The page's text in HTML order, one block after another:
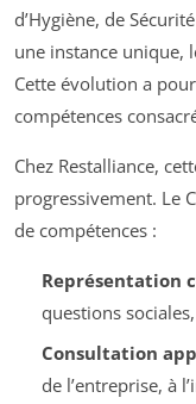
d’Hygiène, de
une instance unique,
Cette évolution a
compétences
Chez Restalliance,
progressivement. Le
de compétences :
Représentation
questions
Consultation
de l’entreprise, à